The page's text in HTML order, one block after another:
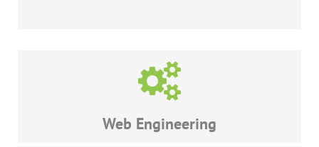
Web Engineering